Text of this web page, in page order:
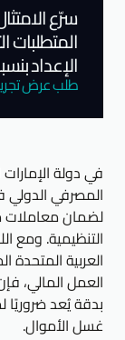
سرّع
الإعداد
طلب عرض
في دولة
المصرفي الدولي
لضمان معاملات
التنظيمية. ومع
العربية المتحدة
العمل المالي،
بدقة يُعد ضروريًا
غسل الأموال.